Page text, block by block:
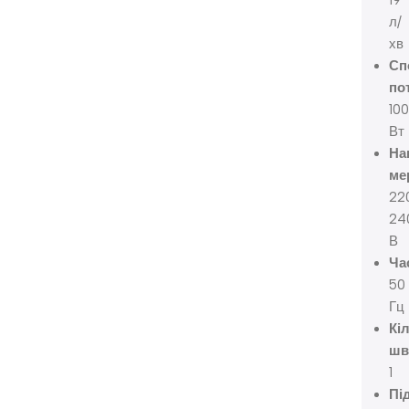
л/
хв
100
Вт
В
50
Гц
1